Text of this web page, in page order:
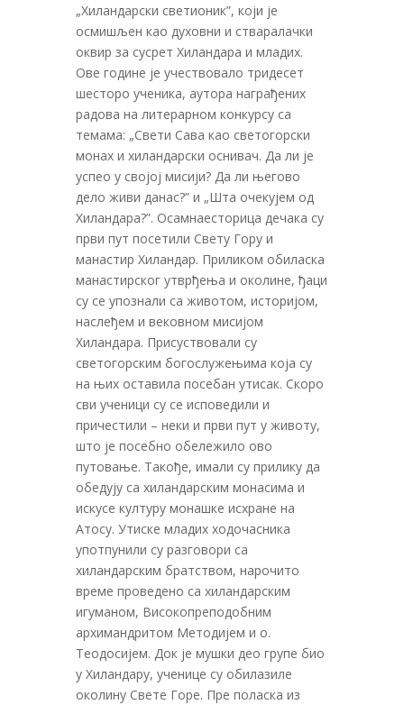
„Хиландарски светионик”, који је
осмишљен као духовни и стваралачки
оквир за сусрет Хиландара и младих.
Ове године је учествовало тридесет
шесторо ученика, аутора награђених
радова на литерарном конкурсу са
темама: „Свети Сава као светогорски
монах и хиландарски оснивач. Да ли је
успео у својој мисији? Да ли његово
дело живи данас?” и „Шта очекујем од
Хиландара?”. Осамнаесторица дечака су
први пут посетили Свету Гору и
манастир Хиландар. Приликом обиласка
манастирског утврђења и околине, ђаци
су се упознали са животом, историјом,
наслеђем и вековном мисијом
Хиландара. Присуствовали су
светогорским богослужењима која су
на њих оставила посебан утисак. Скоро
сви ученици су се исповедили и
причестили – неки и први пут у животу,
што је посебно обележило ово
путовање. Такође, имали су прилику да
обедују са хиландарским монасима и
искусе културу монашке исхране на
Атосу. Утиске младих ходочасника
употпунили су разговори са
хиландарским братством, нарочито
време проведено са хиландарским
игуманом, Високопреподобним
архимандритом Методијем и о.
Теодосијем. Док је мушки део групе био
у Хиландару, ученице су обилазиле
околину Свете Горе. Пре поласка из